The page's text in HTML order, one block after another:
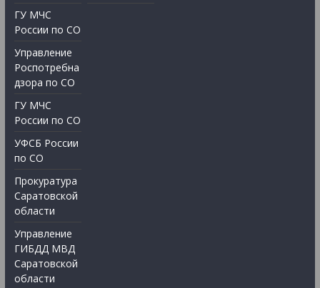
ГУ МЧС
России по СО
Управление
Роспотребна
дзора по СО
ГУ МЧС
России по СО
УФСБ России
по СО
Прокуратура
Саратовской
области
Управление
ГИБДД МВД
Саратовской
области